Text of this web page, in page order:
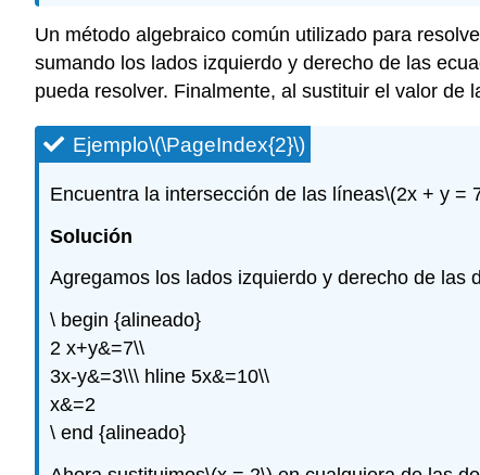
Un método algebraico común utilizado para
sumando los lados izquierdo y derecho de las
pueda resolver. Finalmente, al sustituir el valor
Ejemplo\(\PageIndex{2}\)
Encuentra la intersección de las líneas\(2x + y =
Solución
Agregamos los lados izquierdo y derecho de las
\ begin {alineado}
2 x+y&=7\\
3x-y&=3\\\ hline 5x&=10\\
x&=2
\ end {alineado}